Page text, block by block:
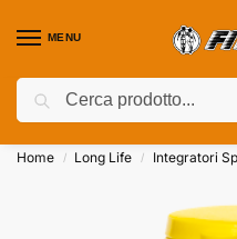
MENU
Coupon attivi ⚡
Home / Long Life / Integratori